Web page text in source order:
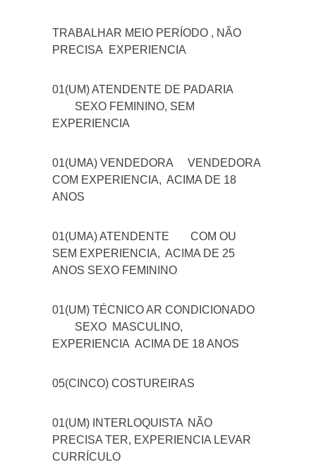
TRABALHAR MEIO PERÍODO , NÃO
PRECISA EXPERIENCIA
01(UM) ATENDENTE DE PADARIA
SEXO FEMININO, SEM
EXPERIENCIA
01(UMA) VENDEDORA
VENDEDORA
COM EXPERIENCIA, ACIMA DE 18
ANOS
01(UMA) ATENDENTE
COM OU
SEM EXPERIENCIA, ACIMA DE 25
ANOS SEXO FEMININO
01(UM) TÉCNICO AR CONDICIONADO
SEXO MASCULINO,
EXPERIENCIA ACIMA DE 18 ANOS
05(CINCO) COSTUREIRAS
01(UM) INTERLOQUISTA NÃO
PRECISA TER, EXPERIENCIA LEVAR
CURRÍCULO